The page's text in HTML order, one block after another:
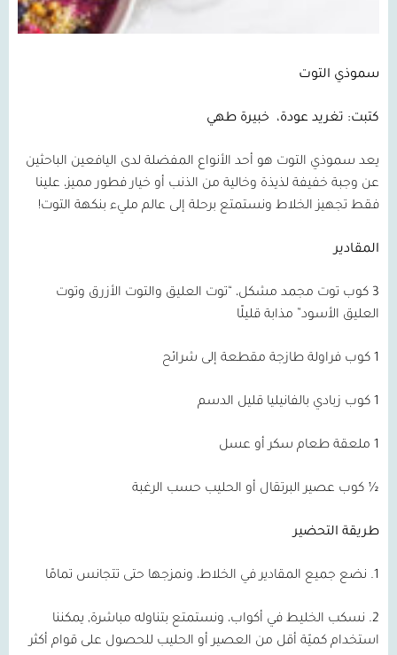
سموذي التوت
كتبت: تغريد عودة، خبيرة طهي
يعد سموذي التوت هو أحد الأنواع المفضلة لدى اليافعين الباحثين
عن وجبة خفيفة لذيذة وخالية من الذنب أو خيار فطور مميز، علينا
فقط تجهيز الخلاط ونستمتع برحلة إلى عالم مليء بنكهة التوت!
المقادير
3 كوب توت مجمد مشكل، “توت العليق والتوت الأزرق وتوت
العليق الأسود” مذابة قليلًا
1 كوب فراولة طازجة مقطعة إلى شرائح
1 كوب زبادي بالفانيليا قليل الدسم
1 ملعقة طعام سكر أو عسل
½ كوب عصير البرتقال أو الحليب حسب الرغبة
طريقة التحضير
1. نضع جميع المقادير في الخلاط، ونمزجها حتى تتجانس تمامًا
2. نسكب الخليط في أكواب، ونستمتع بتناوله مباشرة, يمكننا
استخدام كميّة أقل من العصير أو الحليب للحصول على قوام أكثر